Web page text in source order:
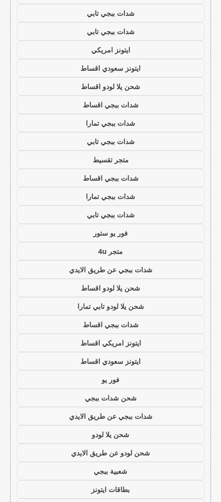
شدات ببجي تابي
شدات ببجي تابي
ايتونز امريكي
ايتونز سعودي اقساط
شحن يلا لودو اقساط
شدات ببجي اقساط
شدات ببجي تمارا
شدات ببجي تابي
متجر تقسيط
شدات ببجي اقساط
شدات ببجي تمارا
شدات ببجي تابي
فور يو ستور
متجر 4u
شدات ببجي عن طريق الايدي
شحن يلا لودو اقساط
شحن يلا لودو تابي تمارا
شدات ببجي اقساط
ايتونز امريكي اقساط
ايتونز سعودي اقساط
فور يو
شحن شدات ببجي
شدات ببجي عن طريق الايدي
شحن يلا لودو
شحن لودو عن طريق الايدي
شعبية ببجي
بطاقات ايتونز